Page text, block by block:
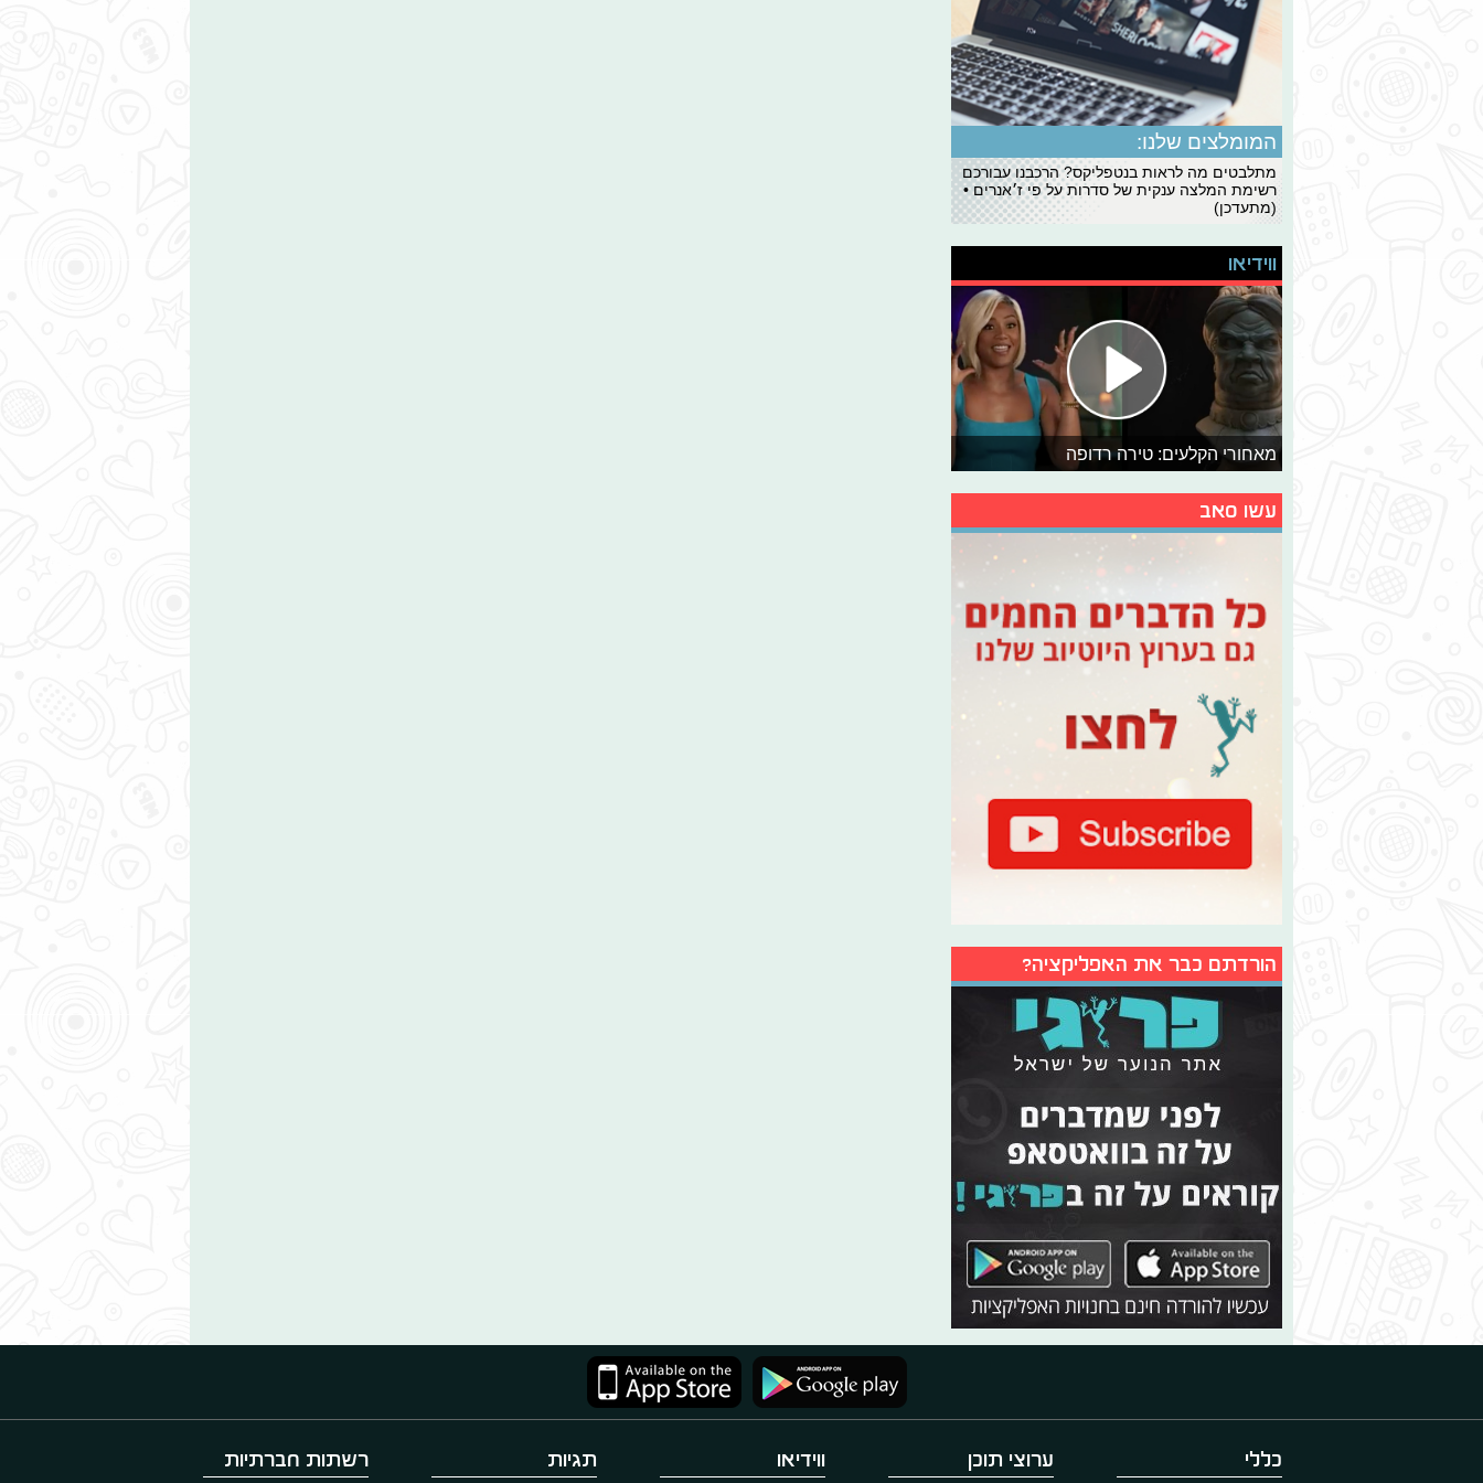
המומלצים שלנו:
מתלבטים מה לראות בנטפליקס? הרכבנו עבורכם
רשימת המלצה ענקית של סדרות על פי ז׳אנרים •
(מתעדכן)
ווידיאו
מאחורי הקלעים: טירה רדופה
עשו סאב
הורדתם כבר את האפליקציה?
כללי ערוצי תוכן ווידיאו תגיות רשתות חברתיות